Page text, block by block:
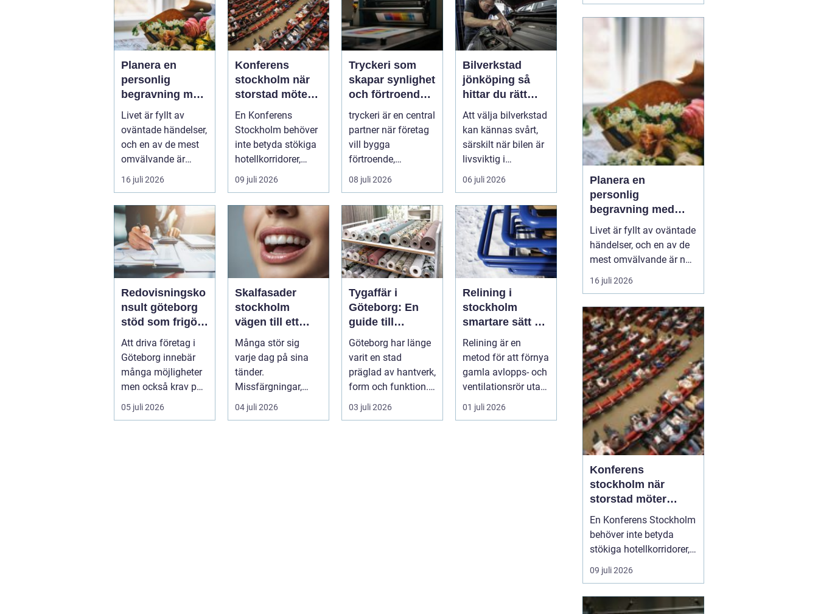
Planera en
personlig
begravning med
hjälp av en
begravningsbyr
Livet är fyllt av
oväntade händelser,
och en av de mest
omvälvande är
n&aum...
16 juli 2026
Konferens
stockholm när
storstad möter
rofylld
landsbygd
En Konferens
Stockholm behöver
inte betyda stökiga
hotellkorridorer,
trånga mötesrum
och brus från c...
09 juli 2026
Tryckeri som
skapar synlighet
och förtroende
för ditt företag
tryckeri är en central
partner när företag
vill bygga
förtroende,
synlighet och en
tydlig profil i a...
08 juli 2026
Bilverkstad
jönköping så
hittar du rätt
verkstad för din
bil
Att välja bilverkstad
kan kännas svårt,
särskilt när bilen är
livsviktig i
vardagen. För
många biläg...
06 juli 2026
Redovisningsko
nsult göteborg
stöd som frigör
tid och skapar
kontroll
Att driva företag i
Göteborg innebär
många möjligheter
men också krav på
ordning i ekonomin.
För må...
05 juli 2026
Skalfasader
stockholm
vägen till ett
naturligt vackert
leende
Många stör sig
varje dag på sina
tänder.
Missfärgningar,
sprickor, ojämna
kanter eller en sned
04 juli 2026
Tygaffär i
Göteborg: En
guide till
stadens textila
möjligheter
Göteborg har länge
varit en stad
präglad av hantverk,
form och funktion. I
dag mä...
03 juli 2026
Relining i
stockholm
smartare sätt att
förnya rören
Relining är en
metod för att förnya
gamla avlopps- och
ventilationsrör utan
att riva väggar och
golv...
01 juli 2026
Kammarkollegiet och
att översättningen...
Planera en
personlig
begravning med
hjälp av en
begravningsbyrå
Livet är fyllt av oväntade
händelser, och en av de
mest omvälvande är när
någon nära oss går bort.
Det kan vara en
logistisk utmaning att
hantera. Här kommer en
begravning...
16 juli 2026
Konferens
stockholm när
storstad möter
rofylld landsbygd
En Konferens Stockholm
behöver inte betyda
stökiga hotellkorridorer,
trånga mötesrum och
brus från citytrafiken.
stället lugna, personliga
09 juli 2026